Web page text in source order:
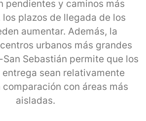
pendientes y caminos más
plazos de llegada de los
aumentar. Además, la
urbanos más grandes
Sebastián permite que los
sean relativamente
con áreas más
aisladas.